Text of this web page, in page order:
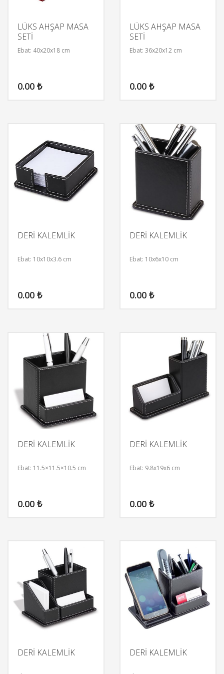
LÜKS AHŞAP MASA
SETİ
Ebat: 40x20x18 cm
0.00 ₺
LÜKS AHŞAP MASA
SETİ
Ebat: 36x20x12 cm
0.00 ₺
DERİ KALEMLİK
Ebat: 10x10x3.6 cm
0.00 ₺
DERİ KALEMLİK
Ebat: 10x6x10 cm
0.00 ₺
DERİ KALEMLİK
Ebat: 11.5×11.5×10.5 cm
0.00 ₺
DERİ KALEMLİK
Ebat: 9.8x19x6 cm
0.00 ₺
DERİ KALEMLİK DERİ KALEMLİK